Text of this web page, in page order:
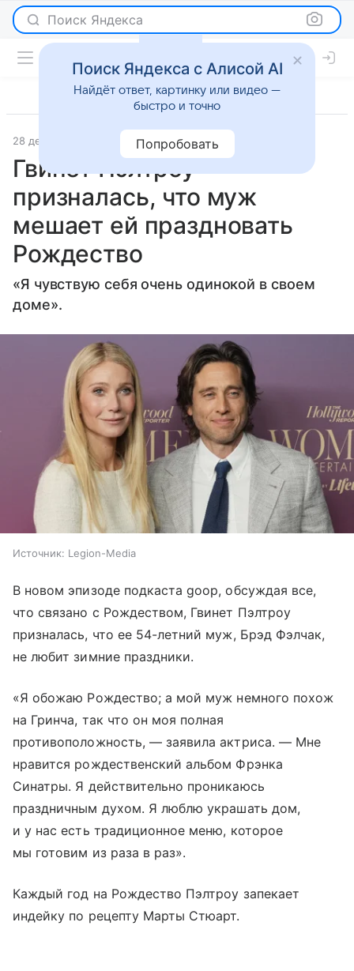
Поиск Яндекса
28 декабря 2025 Журнал OK! Светская жизнь
Гвинет Пэлтроу
призналась, что муж
мешает ей праздновать
Рождество
«Я чувствую себя очень одинокой в своем
доме».
Источник: Legion-Media
В новом эпизоде подкаста goop, обсуждая все,
что связано с Рождеством, Гвинет Пэлтроу
призналась, что ее 54-летний муж, Брэд Фэлчак,
не любит зимние праздники.
«Я обожаю Рождество; а мой муж немного похож
на Гринча, так что он моя полная
противоположность, — заявила актриса. — Мне
нравится рождественский альбом Фрэнка
Синатры. Я действительно проникаюсь
праздничным духом. Я люблю украшать дом,
и у нас есть традиционное меню, которое
мы готовим из раза в раз».
Каждый год на Рождество Пэлтроу запекает
индейку по рецепту Марты Стюарт.
Поиск Яндекса с Алисой AI
Найдёт ответ, картинку или видео —
быстро и точно
Попробовать